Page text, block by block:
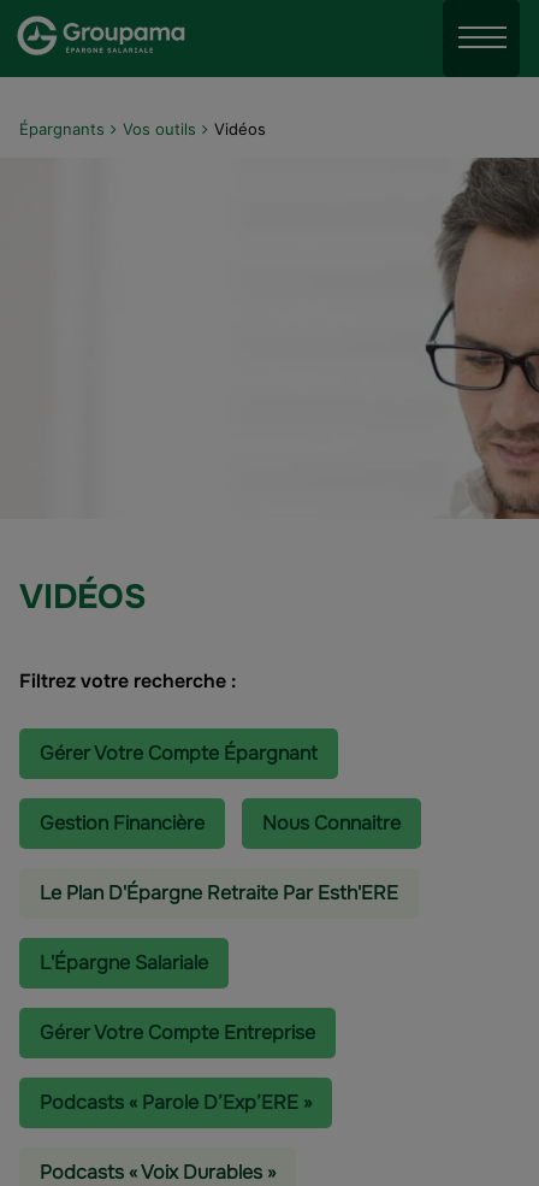
Aller au menu
Aller au contenu
Menu
Épargnants Vos outils Vidéos
VIDÉOS
Filtrez votre recherche :
Gérer Votre Compte Épargnant
Gestion Financière Nous Connaitre
Le Plan D'Épargne Retraite Par Esth'ERE
L'épargne Salariale
Gérer Votre Compte Entreprise
Podcasts « Parole D’Exp’ERE »
Podcasts « Voix Durables »